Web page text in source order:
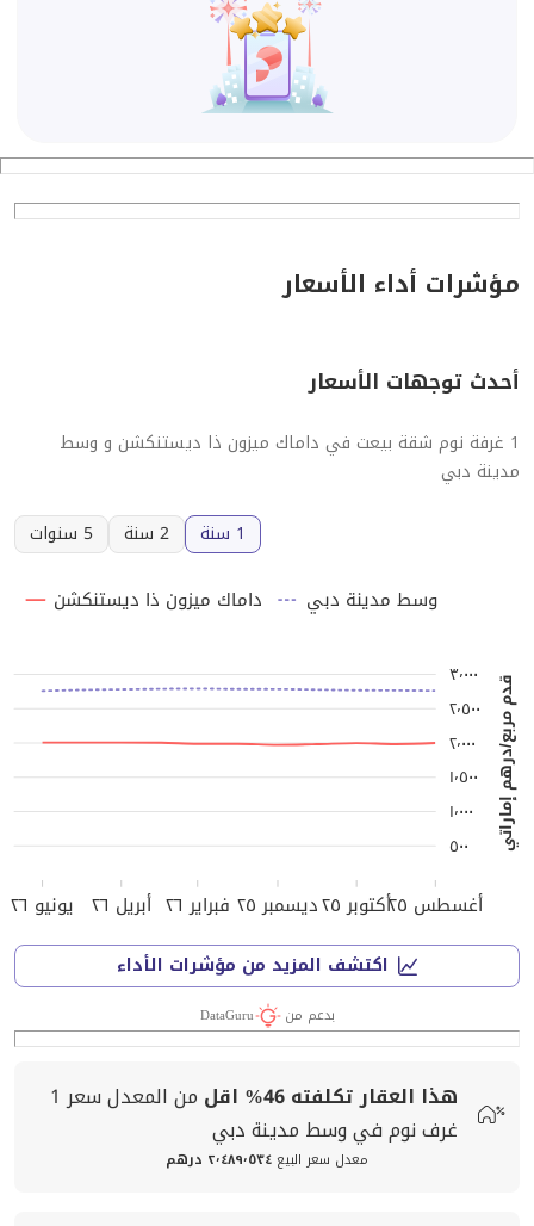
مؤشرات أداء الأسعار
أحدث توجهات الأسعار
1 غرفة نوم شقة بيعت في داماك ميزون ذا ديستنكشن و وسط
مدينة دبي
1 سنة
2 سنة 5 سنوات
أغسطس ٢٥ أكتوبر ٢٥ ديسمبر ٢٥ فبراير ٢٦ أبريل ٢٦ يونيو ٢٦
قدم مربع/درهم إماراتي ٥٠٠
١٬٠٠٠
١٬٥٠٠
٢٬٠٠٠
٢٬٥٠٠
٣٬٠٠٠
داماك ميزون ذا ديستنكشن وسط مدينة دبي
اكتشف المزيد من مؤشرات الأداء
بدعم من DataGuru
هذا العقار تكلفته46% اقل من المعدلسعر 1
غرف نوم في وسط مدينة دبي
معدل سعر البيع٢٬٤٨٩٬٥٣٤ درهم